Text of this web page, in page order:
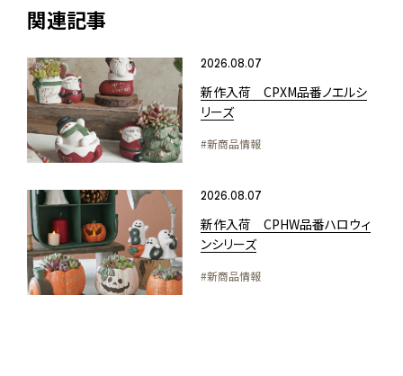
関連記事
2026.08.07
新作入荷 CPXM品番ノエルシ
リーズ
#新商品情報
2026.08.07
新作入荷 CPHW品番ハロウィ
ンシリーズ
#新商品情報